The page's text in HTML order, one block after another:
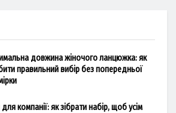
довжина жіночого ланцюжка: як
правильний вибір без попередньої
для компанії: як зібрати набір, щоб усім